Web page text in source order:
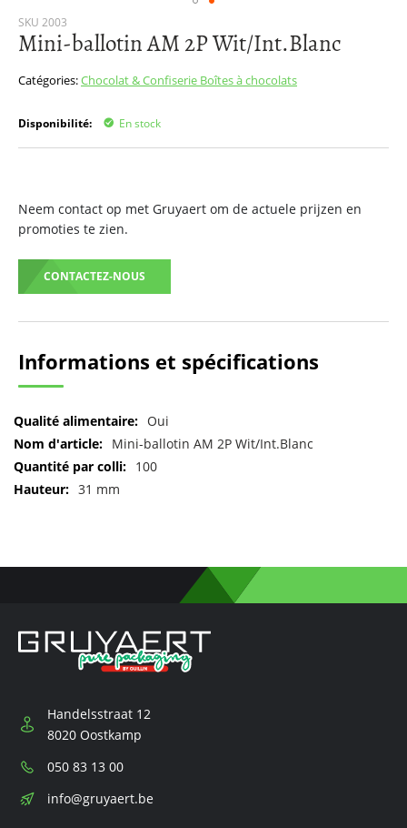
SKU 2003
Mini-ballotin AM 2P Wit/Int.Blanc
Catégories:Chocolat & Confiserie Boîtes à chocolats
Disponibilité: En stock
Neem contact op met Gruyaert om de actuele prijzen en
promoties te zien.
CONTACTEZ-NOUS
Passer
au
de
d’images
Informations et spécifications
Pour
plus
Oui
Mini-ballotin AM 2P Wit/Int.Blanc
100
31 mm
Handelsstraat 12
8020 Oostkamp
Téléphone:
050 83 13 00
E-
info@gruyaert.be